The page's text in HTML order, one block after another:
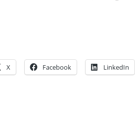
X Facebook LinkedIn